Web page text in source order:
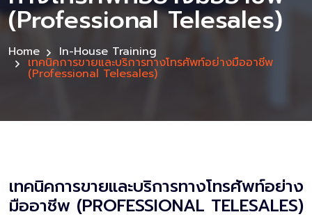
(Professional Telesales)
Home In-House Training
เทคนิคการขายและบริการทางโทรศัพท์อย่างมืออาชีพ
(Professional Telesales)
เทคนิคการขายและบริการทางโทรศัพท์อย่าง
มืออาชีพ (PROFESSIONAL TELESALES)